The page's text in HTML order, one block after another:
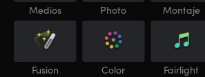
Medios Photo Montaje
Fusion Color Fairlight